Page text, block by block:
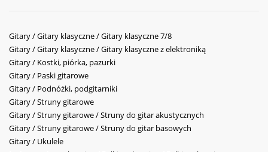
Gitary / Gitary klasyczne / Gitary klasyczne 7/8
Gitary / Gitary klasyczne / Gitary klasyczne z elektroniką
Gitary / Kostki, piórka, pazurki
Gitary / Paski gitarowe
Gitary / Podnóżki, podgitarniki
Gitary / Struny gitarowe
Gitary / Struny gitarowe / Struny do gitar akustycznych
Gitary / Struny gitarowe / Struny do gitar basowych
Gitary / Ukulele